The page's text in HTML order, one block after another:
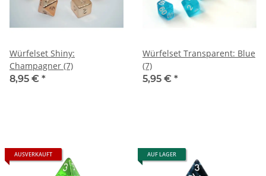
Würfelset Shiny:
Champagner (7)
8,95 € *
Würfelset Transparent: Blue
(7)
5,95 € *
AUSVERKAUFT AUF LAGER